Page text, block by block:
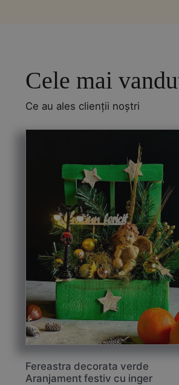
Cele mai
Ce au ales clienții noștri
Fereastra decorata verde
Aranjament festiv cu inger